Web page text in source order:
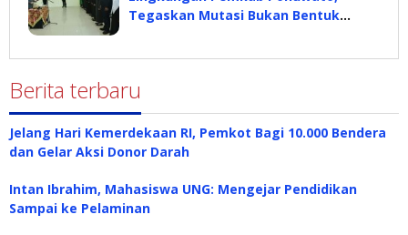
Tegaskan Mutasi Bukan Bentuk
Berita terbaru
Jelang Hari Kemerdekaan RI, Pemkot Bagi 10.000 Bendera
dan Gelar Aksi Donor Darah
Intan Ibrahim, Mahasiswa UNG: Mengejar Pendidikan
Sampai ke Pelaminan